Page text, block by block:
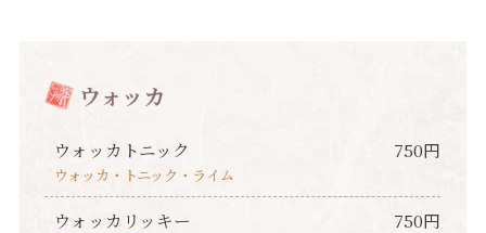
ウォッカ
ウォッカトニック 750円
ウォッカ・トニック・ライム
ウォッカリッキー 750円